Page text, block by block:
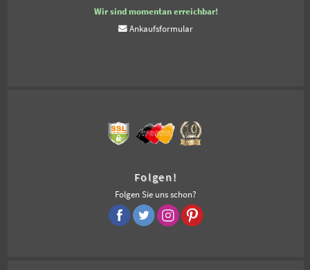
Wir sind momentan erreichbar!
Ankaufsformular
Folgen!
Folgen Sie uns schon?